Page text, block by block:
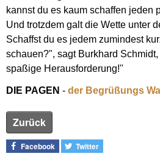
kannst du es kaum schaffen jeden
Und trotzdem galt die Wette unter
Schaffst du es jedem zumindest
schauen?", sagt Burkhard
spaßige Herausforderung!"
DIE PAGEN - der Begrüßungs
Zurück
Facebook Twitter